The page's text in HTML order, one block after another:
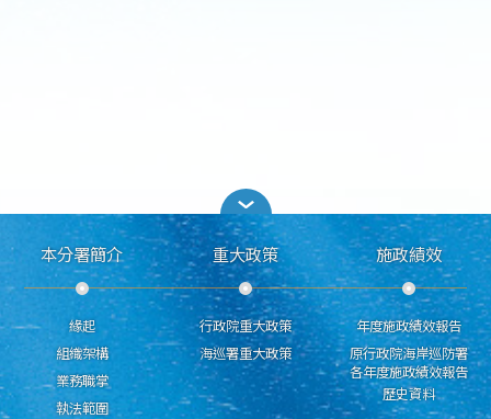
本分署簡介
緣起
組織架構
業務職掌
執法範圍
重大政策
行政院重大政策
海巡署重大政策
施政績效
年度施政績效報告
原行政院海岸巡防署
各年度施政績效報告
歷史資料